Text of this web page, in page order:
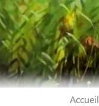
Accueil